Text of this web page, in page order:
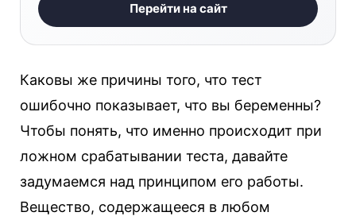
Перейти на сайт
Каковы же причины того, что тест
ошибочно показывает, что вы беременны?
Чтобы понять, что именно происходит при
ложном срабатывании теста, давайте
задумаемся над принципом его работы.
Вещество, содержащееся в любом